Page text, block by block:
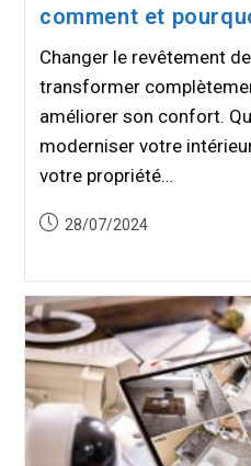
comment et
Changer le revêtement
transformer
améliorer son confort.
moderniser votre
votre propriété…
Publication
28/07/2024